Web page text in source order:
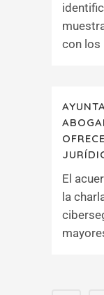
con los
El
la